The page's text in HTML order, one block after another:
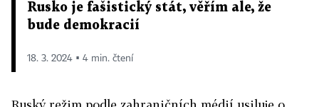
Rusko je fašistický stát, věřím ale, že
bude demokracií
18. 3. 2024 ▪ 4 min. čtení